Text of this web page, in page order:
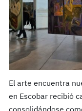
El arte encuentra
en Escobar recibió